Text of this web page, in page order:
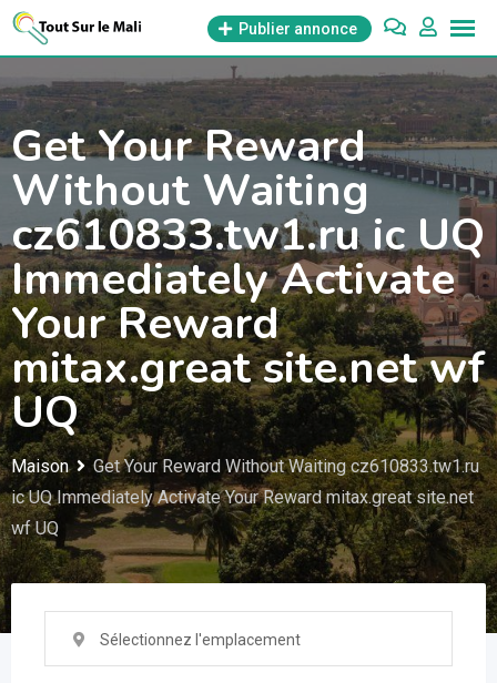
Aller
contenu
Publier annonce
Get Your Reward
Without Waiting
cz610833.tw1.ru ic UQ
Immediately Activate
Your Reward
mitax.great site.net wf
UQ
Maison
Get Your Reward Without Waiting cz610833.tw1.ru
ic UQ Immediately Activate Your Reward mitax.great site.net
wf UQ
Sélectionnez l'emplacement